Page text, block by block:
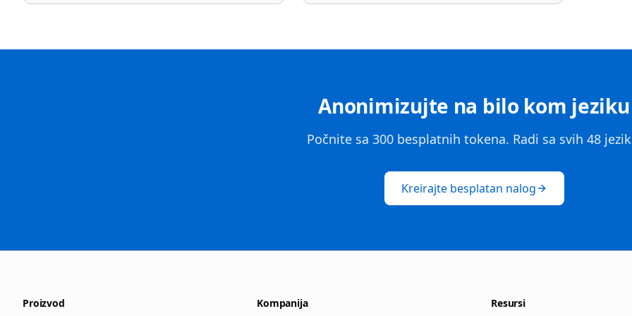
Anonimizujte na bilo kom jeziku
Počnite sa 300 besplatnih tokena. Radi sa svih 48
Kreirajte besplatan nalog
Proizvod Kompanija Resursi